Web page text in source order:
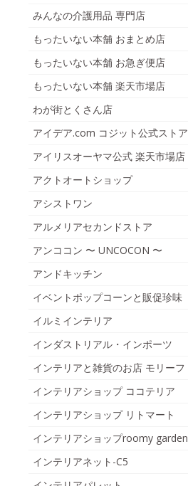
みんなの介護用品 専門店
もったいない本舗 おまとめ店
もったいない本舗 お急ぎ便店
もったいない本舗 楽天市場店
わが街とくさん店
アイデア.com コジット公式ストア
アイリスオーヤマ公式 楽天市場店
アクトオートショップ
アシストワン
アルメリアセカンドストア
アンココン 〜 UNCOCON 〜
アンドキッチン
イベントポップコーンと販促珍味
イルミインテリア
インダストリアル・インポーツ
インテリアと雑貨のお店 モリーフ
インテリアショップ ココテリア
インテリアショップ リトマート
インテリアショップroomy garden
インテリアネット-C5